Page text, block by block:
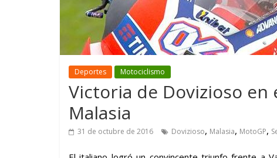
Deportes Motociclismo
Victoria de Dovizioso en
Malasia
31 de octubre de 2016 Dovizioso, Malasia, MotoGP,